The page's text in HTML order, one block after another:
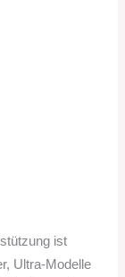
ist
Ultra-Modelle